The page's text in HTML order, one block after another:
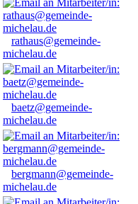
rathaus@gemeinde-
michelau.de
baetz@gemeinde-
michelau.de
bergmann@gemeinde-
michelau.de